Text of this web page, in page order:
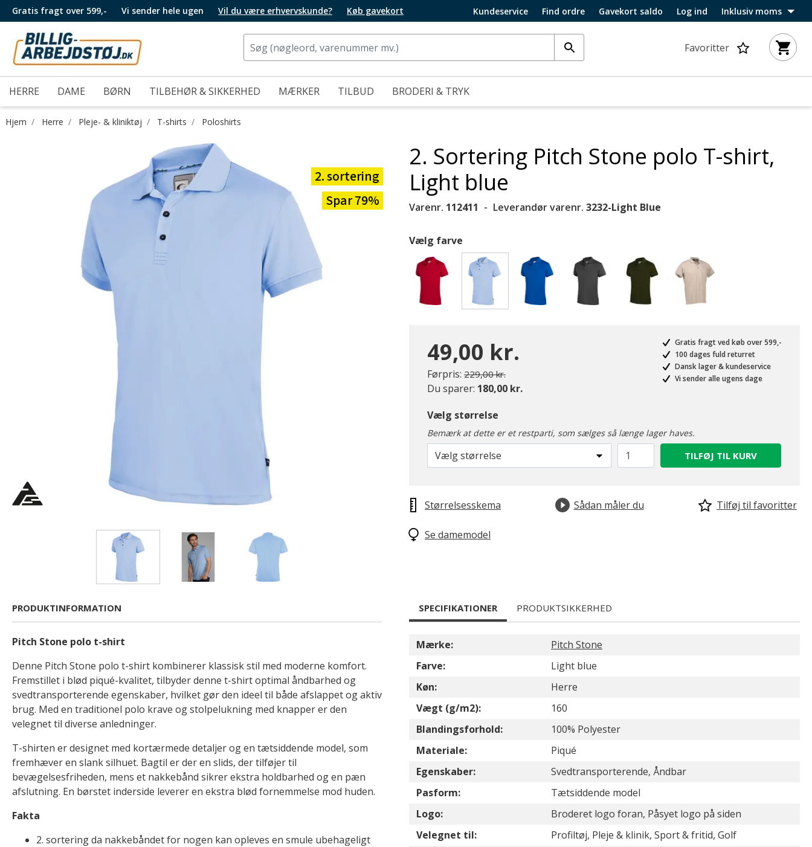
Gratis fragt over 599,- Vi sender hele ugen Vil du være erhvervskunde? Køb gavekort Kundeservice Find ordre Gavekort saldo Log ind Inklusiv moms
Favoritter
HERRE DAME BØRN TILBEHØR & SIKKERHED MÆRKER TILBUD BRODERI & TRYK
Hjem Herre Pleje- & kliniktøj T-shirts Poloshirts
2. sortering
Spar 79%
2. Sortering Pitch Stone polo T-shirt,
Light blue
Varenr. 112411 Leverandør varenr. 3232-Light Blue
Vælg farve
49,00 kr.
Førpris: Pris nedsat fra
229,00 kr.til
Du sparer: 180,00 kr.
Gratis fragt ved køb over 599,-
100 dages fuld returret
Dansk lager & kundeservice
Vi sender alle ugens dage
Vælg størrelse
Bemærk at dette er et restparti, som sælges så længe lager haves.
Vælg størrelse TILFØJ TIL KURV
Størrelsesskema Sådan måler du Tilføj til favoritter
Se damemodel
PRODUKTINFORMATION
Pitch Stone polo t-shirt
Denne Pitch Stone polo t-shirt kombinerer klassisk stil med moderne komfort.
Fremstillet i blød piqué-kvalitet, tilbyder denne t-shirt optimal åndbarhed og
svedtransporterende egenskaber, hvilket gør den ideel til både afslappet og aktiv
brug. Med en traditionel polo krave og stolpelukning med knapper er den
velegnet til diverse anledninger.
T-shirten er designet med kortærmede detaljer og en tætsiddende model, som
fremhæver en slank silhuet. Bagtil er der en slids, der tilføjer til
bevægelsesfriheden, mens et nakkebånd sikrer ekstra holdbarhed og en pæn
afslutning. En børstet inderside leverer en ekstra blød fornemmelse mod huden.
Fakta
2. sortering da nakkebåndet for nogen kan opleves en smule ubehageligt
SPECIFIKATIONER PRODUKTSIKKERHED
Mærke:
Pitch Stone
Farve:
Light blue
Køn:
Herre
Vægt (g/m2):
160
Blandingsforhold:
100% Polyester
Materiale:
Piqué
Egenskaber:
Svedtransporterende, Åndbar
Pasform:
Tætsiddende model
Logo:
Broderet logo foran, Påsyet logo på siden
Velegnet til:
Profiltøj, Pleje & klinik, Sport & fritid, Golf